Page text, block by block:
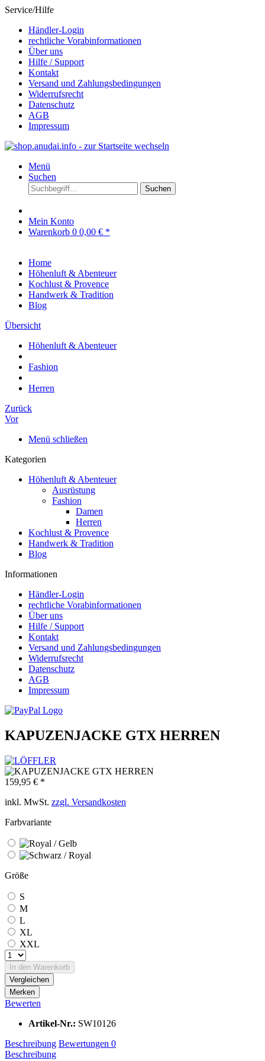
Service/Hilfe
Händler-Login
rechtliche Vorabinformationen
Über uns
Hilfe / Support
Kontakt
Versand und Zahlungsbedingungen
Widerrufsrecht
Datenschutz
AGB
Impressum
Menü
Suchen
Suchen
Mein Konto
Warenkorb 0 0,00 € *
Home
Höhenluft & Abenteuer
Kochlust & Provence
Handwerk & Tradition
Blog
Übersicht
Höhenluft & Abenteuer
Fashion
Herren
Zurück
Vor
Menü schließen
Kategorien
Höhenluft & Abenteuer
Ausrüstung
Fashion
Damen
Herren
Kochlust & Provence
Handwerk & Tradition
Blog
Informationen
Händler-Login
rechtliche Vorabinformationen
Über uns
Hilfe / Support
Kontakt
Versand und Zahlungsbedingungen
Widerrufsrecht
Datenschutz
AGB
Impressum
KAPUZENJACKE GTX HERREN
159,95 € *
inkl. MwSt. zzgl. Versandkosten
Farbvariante
Größe
S
M
L
XL
XXL
In den Warenkorb
Vergleichen
Merken
Bewerten
Artikel-Nr.: SW10126
Beschreibung Bewertungen 0
Beschreibung